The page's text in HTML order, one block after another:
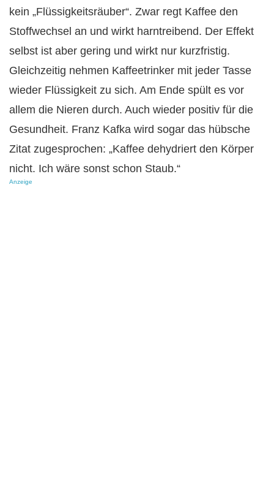
kein „Flüssigkeitsräuber“. Zwar regt Kaffee den
Stoffwechsel an und wirkt harntreibend. Der Effekt
selbst ist aber gering und wirkt nur kurzfristig.
Gleichzeitig nehmen Kaffeetrinker mit jeder Tasse
wieder Flüssigkeit zu sich. Am Ende spült es vor
allem die Nieren durch. Auch wieder positiv für die
Gesundheit. Franz Kafka wird sogar das hübsche
Zitat zugesprochen: „Kaffee dehydriert den Körper
nicht. Ich wäre sonst schon Staub.“
Anzeige